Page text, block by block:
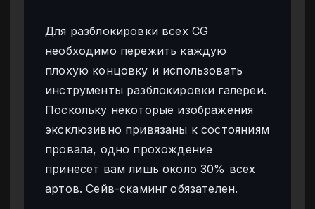
Для разблокировки всех CG
необходимо пережить каждую
плохую концовку и использовать
инструменты разблокировки галереи.
Поскольку некоторые изображения
эксклюзивно привязаны к состояниям
провала, одно прохождение
принесет вам лишь около 30% всех
артов. Сейв-скаминг обязателен.